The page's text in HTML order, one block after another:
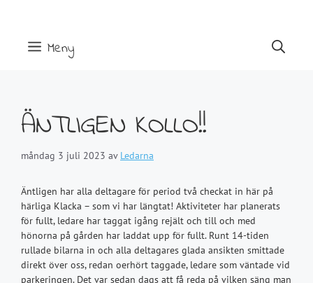
Meny
ÄNTLIGEN KOLLO!!
måndag 3 juli 2023 av Ledarna
Äntligen har alla deltagare för period två checkat in här på
härliga Klacka – som vi har längtat! Aktiviteter har planerats
för fullt, ledare har taggat igång rejält och till och med
hönorna på gården har laddat upp för fullt. Runt 14-tiden
rullade bilarna in och alla deltagares glada ansikten smittade
direkt över oss, redan oerhört taggade, ledare som väntade vid
parkeringen. Det var sedan dags att få reda på vilken säng man